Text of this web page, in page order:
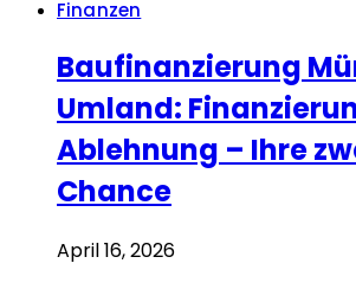
Finanzen
Baufinanzierung
Umland:
Ablehnung – Ihre
Chance
April 16, 2026